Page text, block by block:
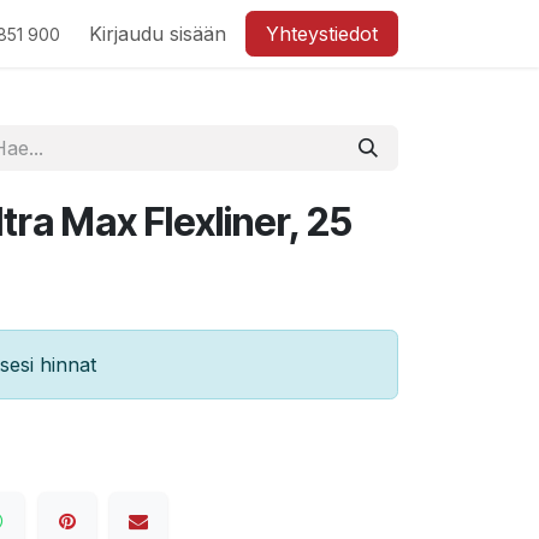
900 Kirjaudu sisään Yhteystiedot
Max Flexliner, 25
hinnat